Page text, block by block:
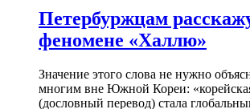
Петербуржцам
феномене «Халлю»
Значение этого слова не нужно
многим вне Южной Кореи:
(дословный перевод) стала